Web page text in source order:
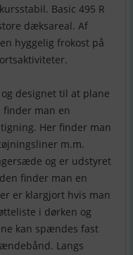
Basic 495 R
dæksareal. Af
hyggelig frokost på
designet til at plane
man en
Her finder man
m.m.
og er udstyret
finder man en
er klargjort hvis man
i dørken og
kan spændes fast
Langs